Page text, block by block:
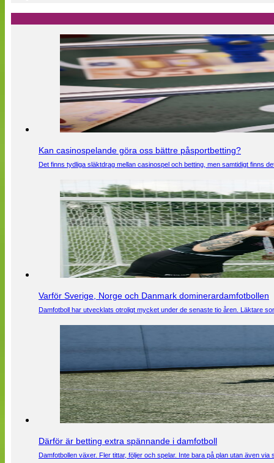
Kan casinospelande göra oss bättre påsportbetting?
Det finns tydliga släktdrag mellan casinospel och betting, men samtidigt finns
Varför Sverige, Norge och Danmark dominerardamfotbollen
Damfotboll har utvecklats otroligt mycket under de senaste tio åren. Läktare
Därför är betting extra spännande i damfotboll
Damfotbollen växer. Fler tittar, följer och spelar. Inte bara på plan utan även